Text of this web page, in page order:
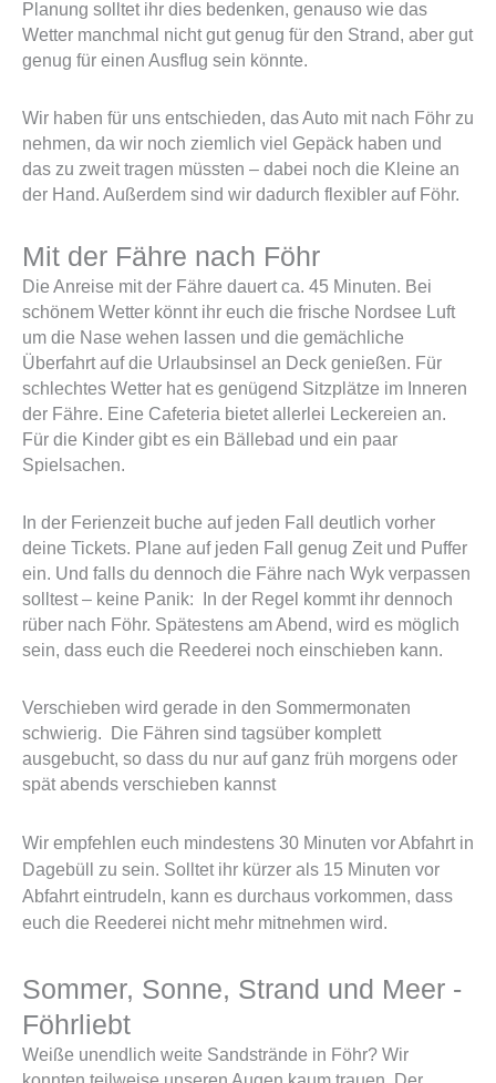
Planung solltet ihr dies bedenken, genauso wie das
Wetter manchmal nicht gut genug für den Strand, aber gut
genug für einen Ausflug sein könnte.
Wir haben für uns entschieden, das Auto mit nach Föhr zu
nehmen, da wir noch ziemlich viel Gepäck haben und
das zu zweit tragen müssten – dabei noch die Kleine an
der Hand. Außerdem sind wir dadurch flexibler auf Föhr.
Mit der Fähre nach Föhr
Die Anreise mit der Fähre dauert ca. 45 Minuten. Bei
schönem Wetter könnt ihr euch die frische Nordsee Luft
um die Nase wehen lassen und die gemächliche
Überfahrt auf die Urlaubsinsel an Deck genießen. Für
schlechtes Wetter hat es genügend Sitzplätze im Inneren
der Fähre. Eine Cafeteria bietet allerlei Leckereien an.
Für die Kinder gibt es ein Bällebad und ein paar
Spielsachen.
In der Ferienzeit buche auf jeden Fall deutlich vorher
deine Tickets. Plane auf jeden Fall genug Zeit und Puffer
ein. Und falls du dennoch die Fähre nach Wyk verpassen
solltest – keine Panik: In der Regel kommt ihr dennoch
rüber nach Föhr. Spätestens am Abend, wird es möglich
sein, dass euch die Reederei noch einschieben kann.
Verschieben wird gerade in den Sommermonaten
schwierig. Die Fähren sind tagsüber komplett
ausgebucht, so dass du nur auf ganz früh morgens oder
spät abends verschieben kannst
Wir empfehlen euch mindestens 30 Minuten vor Abfahrt in
Dagebüll zu sein. Solltet ihr kürzer als 15 Minuten vor
Abfahrt eintrudeln, kann es durchaus vorkommen, dass
euch die Reederei nicht mehr mitnehmen wird.
Sommer, Sonne, Strand und Meer -
Föhrliebt
Weiße unendlich weite Sandstrände in Föhr? Wir